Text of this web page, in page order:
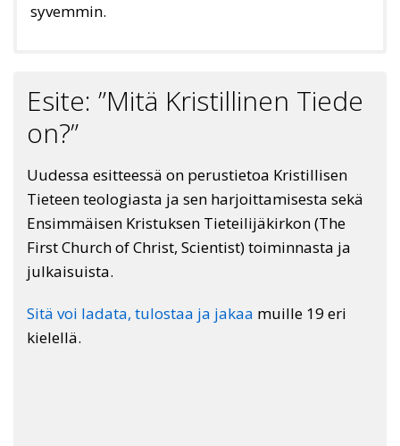
syvemmin.
Esite: ”Mitä Kristillinen Tiede
on?”
Uudessa esitteessä on perustietoa Kristillisen
Tieteen teologiasta ja sen harjoittamisesta sekä
Ensimmäisen Kristuksen Tieteilijäkirkon (The
First Church of Christ, Scientist) toiminnasta ja
julkaisuista.
Sitä voi ladata, tulostaa ja jakaa muille 19 eri
kielellä.